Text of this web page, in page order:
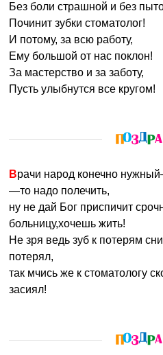
Без боли страшной и без
Починит зубки стоматолог!
И потому, за всю работу,
Ему большой от нас поклон!
За мастерство и за заботу,
Пусть улыбнутся все кругом!
Врачи народ конечно нужный—периодически всем что
—то надо полечить,
ну не дай Бог приспичит
больницу,хочешь жить!
Не зря ведь зуб к потерям
потерял,
так мчись же к стоматологу
засиял!